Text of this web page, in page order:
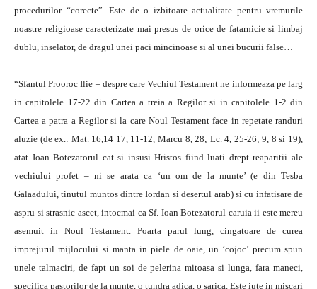
procedurilor “corecte”. Este de o izbitoare actualitate pentru vremurile
noastre religioase caracterizate mai presus de orice de fatarnicie si limbaj
dublu, inselator, de dragul unei paci mincinoase si al unei bucurii false…
“Sfantul Prooroc Ilie – despre care Vechiul Testament ne informeaza pe larg
in capitolele 17-22 din Cartea a treia a Regilor si in capitolele 1-2 din
Cartea a patra a Regilor si la care Noul Testament face in repetate randuri
aluzie (de ex.: Mat. 16,14 17, 11-12, Marcu 8, 28; Lc. 4, 25-26; 9, 8 si 19),
atat Ioan Botezatorul cat si insusi Hristos fiind luati drept reaparitii ale
vechiului profet – ni se arata ca ‘un om de la munte’ (e din Tesba
Galaadului, tinutul muntos dintre Iordan si desertul arab) si cu infatisare de
aspru si strasnic ascet, intocmai ca Sf. Ioan Botezatorul caruia ii este mereu
asemuit in Noul Testament. Poarta parul lung, cingatoare de curea
imprejurul mijlocului si manta in piele de oaie, un ‘cojoc’ precum spun
unele talmaciri, de fapt un soi de pelerina mitoasa si lunga, fara maneci,
specifica pastorilor de la munte, o tundra adica, o sarica. Este iute in miscari